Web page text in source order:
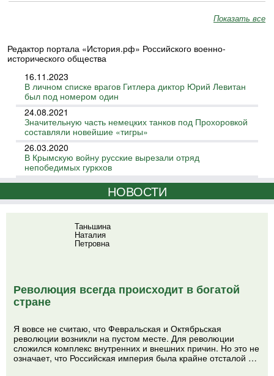
Показать все
Редактор портала «История.рф» Российского военно-
исторического общества
16.11.2023
В личном списке врагов Гитлера диктор Юрий Левитан
был под номером один
24.08.2021
Значительную часть немецких танков под Прохоровкой
составляли новейшие «тигры»
26.03.2020
В Крымскую войну русские вырезали отряд
непобедимых гуркхов
НОВОСТИ
Таньшина
Наталия
Петровна
Революция всегда происходит в богатой
стране
Я вовсе не считаю, что Февральская и Октябрьская
революции возникли на пустом месте. Для революции
сложился комплекс внутренних и внешних причин. Но это не
означает, что Российская империя была крайне отсталой …